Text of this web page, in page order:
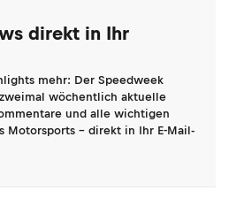
direkt in Ihr
mehr: Der Speedweek
wöchentlich aktuelle
und alle wichtigen
Motorsports - direkt in Ihr E-Mail-